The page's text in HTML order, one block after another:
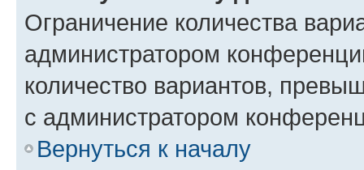
Ограничение количества
администратором
количество вариантов,
с администратором
Вернуться к началу